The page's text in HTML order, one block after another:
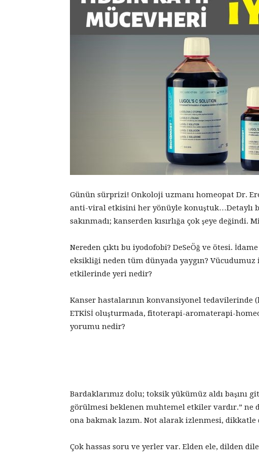
Günün sürprizi! Onkoloji uzmanı homeopat Dr.
anti-viral etkisini her yönüyle konuştuk…Detaylı
sakınmadı; kanserden kısırlığa çok şeye değindi.
Nereden çıktı bu iyodofobi? DeSeÖğ ve ötesi.
eksikliği neden tüm dünyada yaygın? Vücudumuz
etkilerinde yeri nedir?
Kanser hastalarının konvansiyonel tedavilerinde
ETKİSİ oluşturmada, fitoterapi-aromaterapi-
yorumu nedir?
Bardaklarımız dolu; toksik yükümüz aldı başını
görülmesi beklenen muhtemel etkiler vardır.” ne
ona bakmak lazım. Not alarak izlenmesi,
Çok hassas soru ve yerler var. Elden ele, dilden